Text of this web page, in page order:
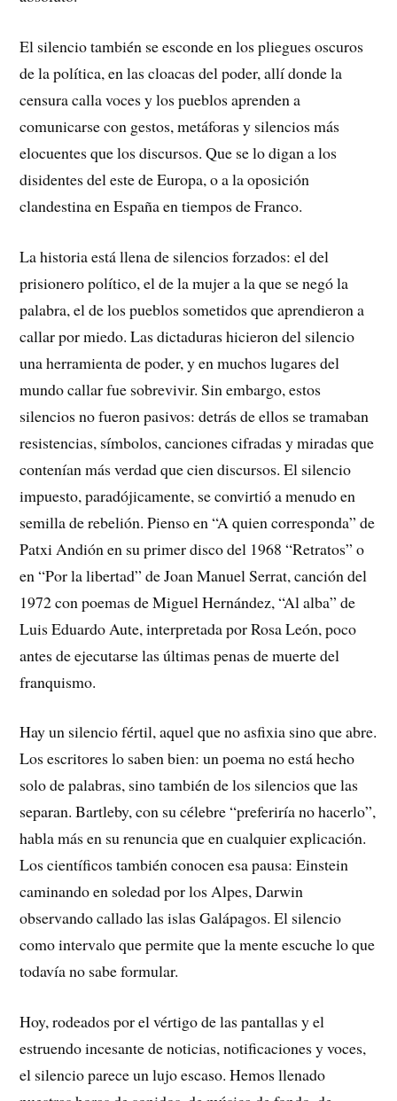
El silencio también se esconde en los pliegues oscuros
de la política, en las cloacas del poder, allí donde la
censura calla voces y los pueblos aprenden a
comunicarse con gestos, metáforas y silencios más
elocuentes que los discursos. Que se lo digan a los
disidentes del este de Europa, o a la oposición
clandestina en España en tiempos de Franco.
La historia está llena de silencios forzados: el del
prisionero político, el de la mujer a la que se negó la
palabra, el de los pueblos sometidos que aprendieron a
callar por miedo. Las dictaduras hicieron del silencio
una herramienta de poder, y en muchos lugares del
mundo callar fue sobrevivir. Sin embargo, estos
silencios no fueron pasivos: detrás de ellos se tramaban
resistencias, símbolos, canciones cifradas y miradas que
contenían más verdad que cien discursos. El silencio
impuesto, paradójicamente, se convirtió a menudo en
semilla de rebelión. Pienso en “A quien corresponda” de
Patxi Andión en su primer disco del 1968 “Retratos” o
en “Por la libertad” de Joan Manuel Serrat, canción del
1972 con poemas de Miguel Hernández, “Al alba” de
Luis Eduardo Aute, interpretada por Rosa León, poco
antes de ejecutarse las últimas penas de muerte del
franquismo.
Hay un silencio fértil, aquel que no asfixia sino que abre.
Los escritores lo saben bien: un poema no está hecho
solo de palabras, sino también de los silencios que las
separan. Bartleby, con su célebre “preferiría no hacerlo”,
habla más en su renuncia que en cualquier explicación.
Los científicos también conocen esa pausa: Einstein
caminando en soledad por los Alpes, Darwin
observando callado las islas Galápagos. El silencio
como intervalo que permite que la mente escuche lo que
todavía no sabe formular.
Hoy, rodeados por el vértigo de las pantallas y el
estruendo incesante de noticias, notificaciones y voces,
el silencio parece un lujo escaso. Hemos llenado